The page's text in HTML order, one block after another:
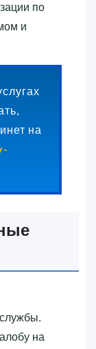
по
и
на
на